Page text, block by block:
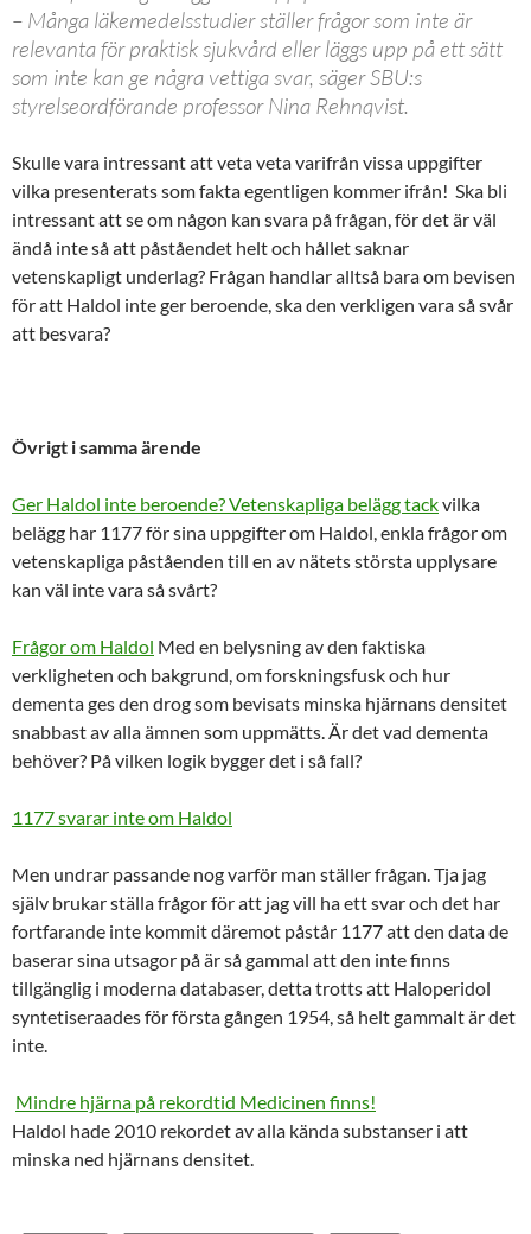
– Många läkemedelsstudier ställer frågor som inte är
relevanta för praktisk sjukvård eller läggs upp på ett sätt
som inte kan ge några vettiga svar, säger SBU:s
styrelseordförande professor Nina Rehnqvist.
Skulle vara intressant att veta veta varifrån vissa uppgifter
vilka presenterats som fakta egentligen kommer ifrån! Ska bli
intressant att se om någon kan svara på frågan, för det är väl
ändå inte så att påståendet helt och hållet saknar
vetenskapligt underlag? Frågan handlar alltså bara om bevisen
för att Haldol inte ger beroende, ska den verkligen vara så svår
att besvara?
Övrigt i samma ärende
Ger Haldol inte beroende? Vetenskapliga belägg tackvilka
belägg har 1177 för sina uppgifter om Haldol, enkla frågor om
vetenskapliga påståenden till en av nätets största upplysare
kan väl inte vara så svårt?
Frågor om Haldol Med en belysning av den faktiska
verkligheten och bakgrund, om forskningsfusk och hur
dementa ges den drog som bevisats minska hjärnans densitet
snabbast av alla ämnen som uppmätts. Är det vad dementa
behöver? På vilken logik bygger det i så fall?
1177 svarar inte om Haldol
Men undrar passande nog varför man ställer frågan. Tja jag
själv brukar ställa frågor för att jag vill ha ett svar och det har
fortfarande inte kommit däremot påstår 1177 att den data de
baserar sina utsagor på är så gammal att den inte finns
tillgänglig i moderna databaser, detta trotts att Haloperidol
syntetiseraades för första gången 1954, så helt gammalt är det
inte.
Mindre hjärna på rekordtid Medicinen finns!
Haldol hade 2010 rekordet av alla kända substanser i att
minska ned hjärnans densitet.